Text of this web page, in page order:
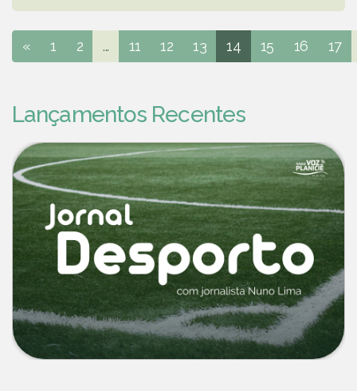
« 1 2 ... 11 12 13 14 15 16 17
Lançamentos Recentes